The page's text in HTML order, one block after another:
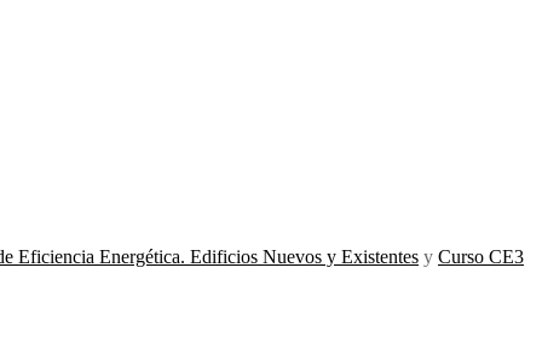
Eficiencia Energética. Edificios Nuevos y Existentes y Curso CE3